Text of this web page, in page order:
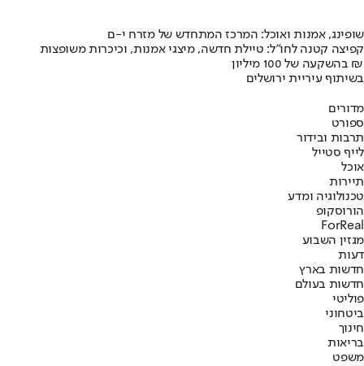
שופינג, אמנות ואוכל: המרכז המתחדש של מזרח י-ם
קפיצה קטנה לחו"ל: טיילת חדשה, מיצגי אמנות, וכיכרות משופצות
בהשקעה של 100 מיליון ₪
בשיתוף עיריית ירושלים
מדורים
ספורט
תרבות ובידור
לייף סטייל
אוכל
תיירות
טכנולוגיה ומדע
הורוסקופ
ForReal
מגזין השבוע
דעות
חדשות בארץ
חדשות בעולם
פוליטי
ביטחוני
חינוך
בריאות
משפט